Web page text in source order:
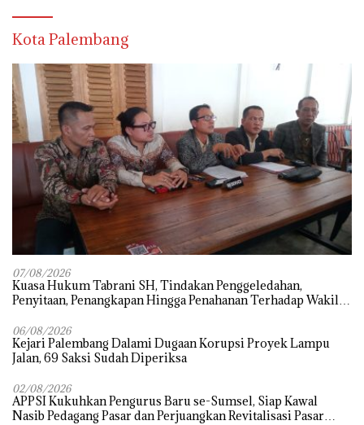
Kota Palembang
07/08/2026
‎Kuasa Hukum Tabrani SH, Tindakan Penggeledahan,
Penyitaan, Penangkapan Hingga Penahanan Terhadap Wakil
06/08/2026
Kejari Palembang Dalami Dugaan Korupsi Proyek Lampu
Jalan, 69 Saksi Sudah Diperiksa
02/08/2026
APPSI Kukuhkan Pengurus Baru se-Sumsel, Siap Kawal
Nasib Pedagang Pasar dan Perjuangkan Revitalisasi Pasar